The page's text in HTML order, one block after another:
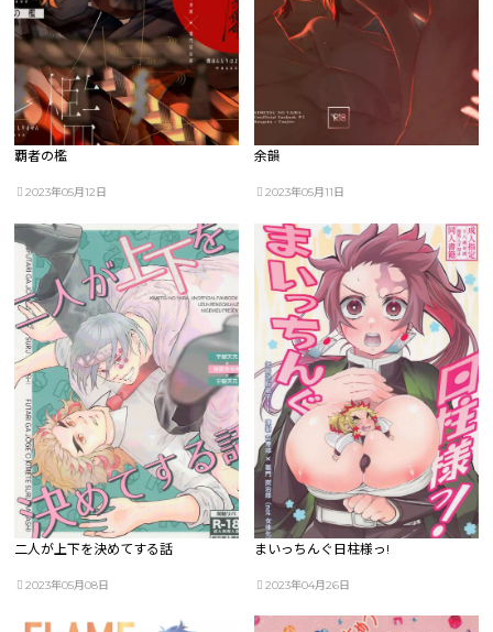
覇者の檻
2023年05月12日
余韻
2023年05月11日
二人が上下を決めてする話
2023年05月08日
まいっちんぐ日柱様っ!
2023年04月26日